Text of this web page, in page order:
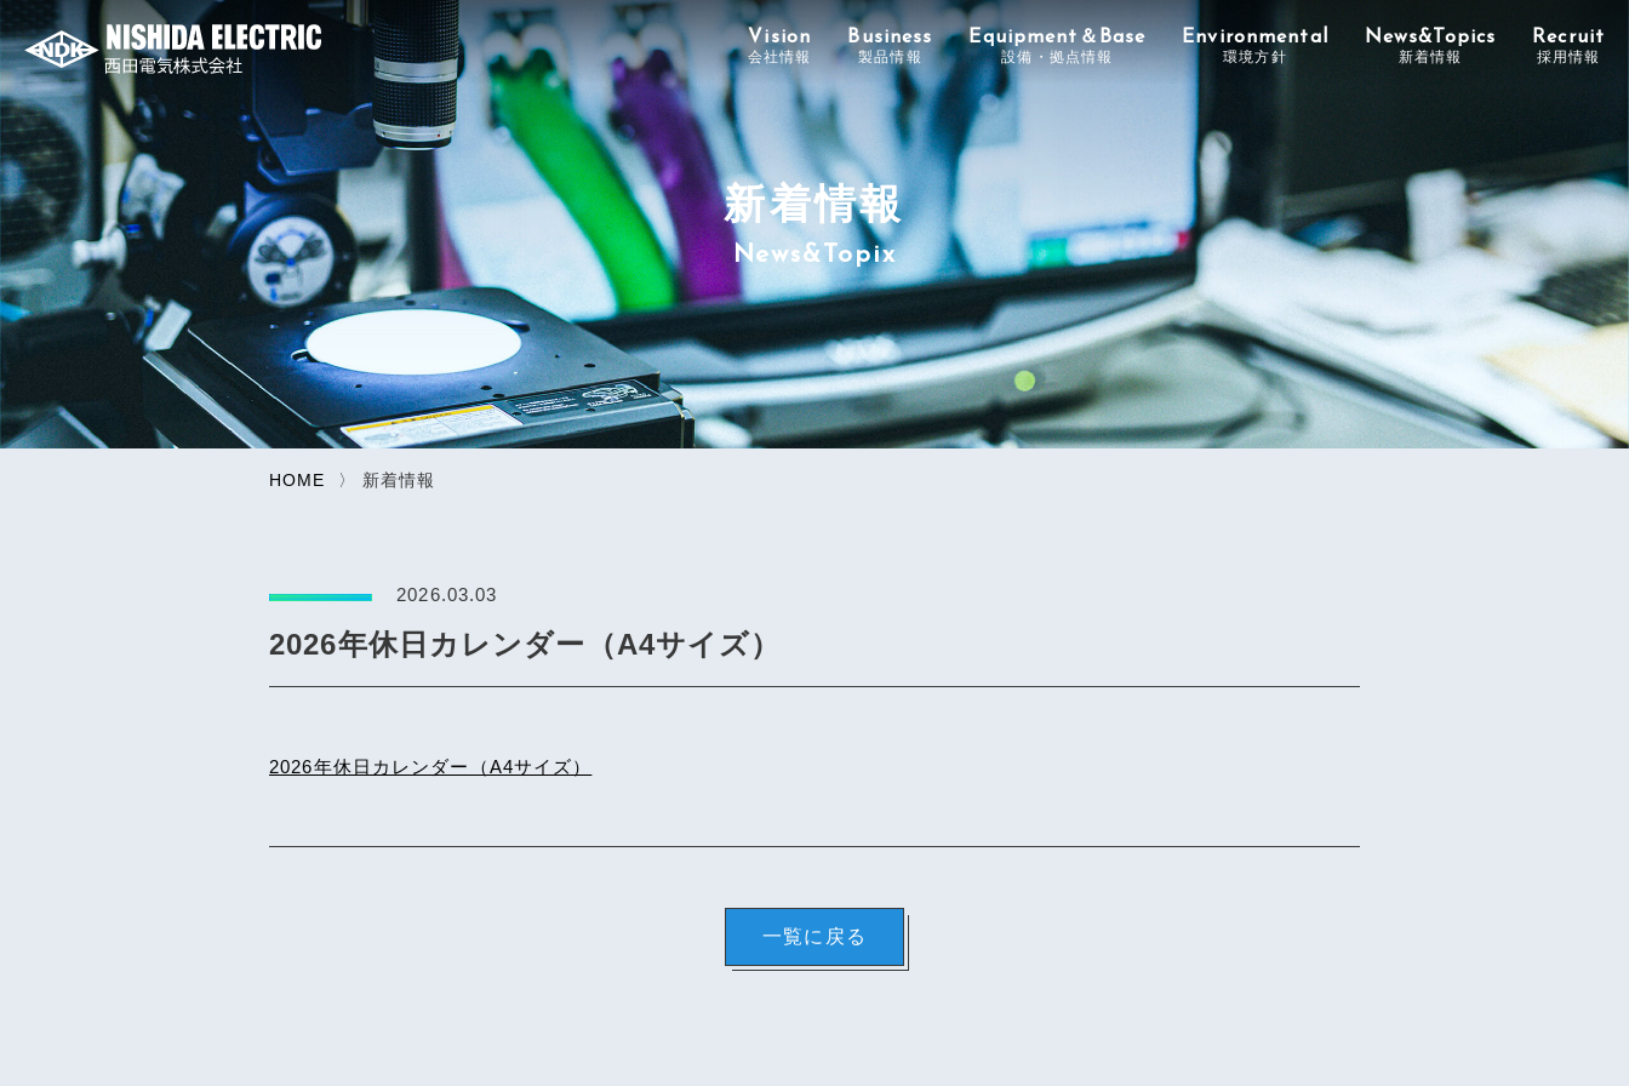
Vision
会社情報
Business
製品情報
Equipment＆Base
設備・拠点情報
Environmental
環境方針
News&Topics
新着情報
Recruit
採用情報
新着情報
News&Topix
HOME 新着情報
2026.03.03
2026年休日カレンダー（A4サイズ）
2026年休日カレンダー（A4サイズ）
一覧に戻る